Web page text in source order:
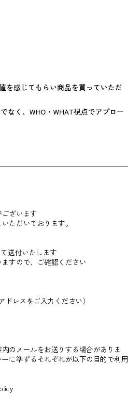
を感じてもらい商品を買っていただ
なく、WHO・WHAT視点でアプロー
ざいます
ただいております。
送付いたします
すので、ご確認ください
レスをご入力ください）
のメールをお送りする場合がありま
に準ずるそれぞれが以下の目的で利用